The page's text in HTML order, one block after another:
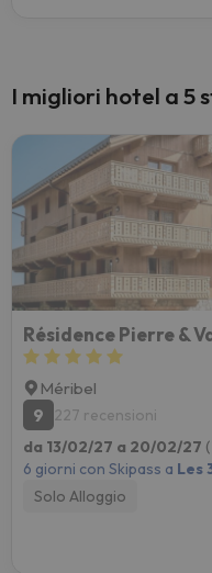
I migliori hotel a 5
Méribel
9
227 recensioni
da 13/02/27 a 20/02/27
6 giorni con Skipass a Les
Solo Alloggio